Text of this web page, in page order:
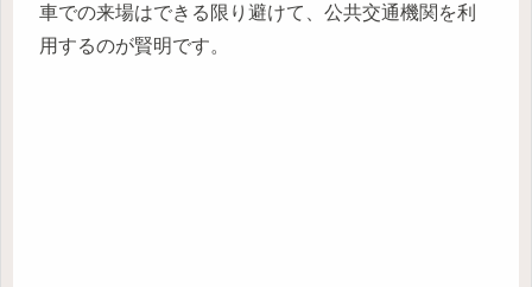
車での来場はできる限り避けて、公共交通機関を利
用するのが賢明です。